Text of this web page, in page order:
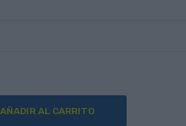
AÑADIR AL CARRITO